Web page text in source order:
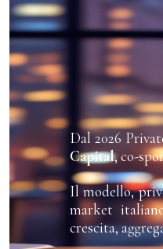
Dal 2026
Capital, co-
Il modello,
market
crescita,